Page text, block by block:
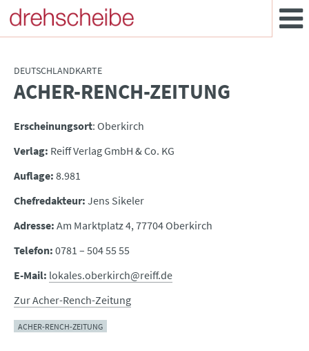
DEUTSCHLANDKARTE
ACHER-RENCH-ZEITUNG
Erscheinungsort: Oberkirch
Verlag: Reiff Verlag GmbH & Co. KG
Auflage: 8.981
Chefredakteur: Jens Sikeler
Adresse: Am Marktplatz 4, 77704 Oberkirch
Telefon: 0781 – 504 55 55
E-Mail: lokales.oberkirch@reiff.de
Zur Acher-Rench-Zeitung
ACHER-RENCH-ZEITUNG